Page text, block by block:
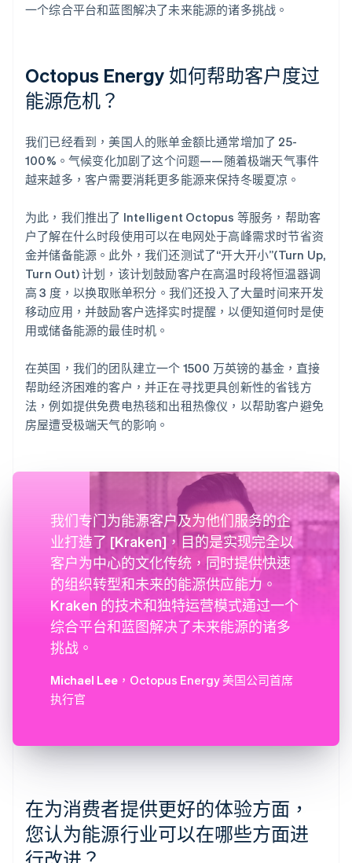
一个综合平台和蓝图解决了未来能源的诸多挑战。
Octopus Energy 如何帮助客户度过
能源危机？
我们已经看到，美国人的账单金额比通常增加了 25-
100%。气候变化加剧了这个问题——随着极端天气事件
越来越多，客户需要消耗更多能源来保持冬暖夏凉。
为此，我们推出了 Intelligent Octopus 等服务，帮助客
户了解在什么时段使用可以在电网处于高峰需求时节省资
金并储备能源。此外，我们还测试了“开大开小”(Turn Up,
Turn Out) 计划，该计划鼓励客户在高温时段将恒温器调
高 3 度，以换取账单积分。我们还投入了大量时间来开发
移动应用，并鼓励客户选择实时提醒，以便知道何时是使
用或储备能源的最佳时机。
在英国，我们的团队建立一个 1500 万英镑的基金，直接
帮助经济困难的客户，并正在寻找更具创新性的省钱方
法，例如提供免费电热毯和出租热像仪，以帮助客户避免
房屋遭受极端天气的影响。
我们专门为能源客户及为他们服务的企
业打造了 [Kraken]，目的是实现完全以
客户为中心的文化传统，同时提供快速
的组织转型和未来的能源供应能力。
Kraken 的技术和独特运营模式通过一个
综合平台和蓝图解决了未来能源的诸多
挑战。
Michael Lee ，Octopus Energy 美国公司首席
执行官
在为消费者提供更好的体验方面，
您认为能源行业可以在哪些方面进